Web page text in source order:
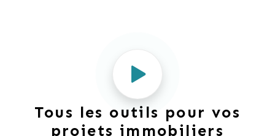
Tous les outils pour vos
projets immobiliers